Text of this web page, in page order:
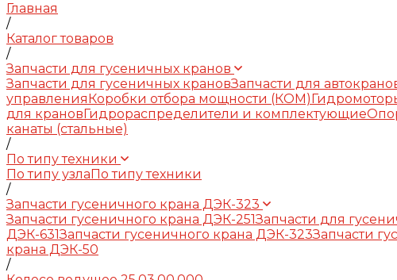
Главная
/
Каталог товаров
/
Запчасти для гусеничных кранов
Запчасти для гусеничных крановЗапчасти для
управленияКоробки отбора мощности (КОМ)
для крановГидрораспределители и комплектующие
канаты (стальные)
/
По типу техники
По типу узлаПо типу техники
/
Запчасти гусеничного крана ДЭК-323
Запчасти гусеничного крана ДЭК-251Запчасти для
ДЭК-631Запчасти гусеничного крана ДЭК-323Запчасти
крана ДЭК-50
/